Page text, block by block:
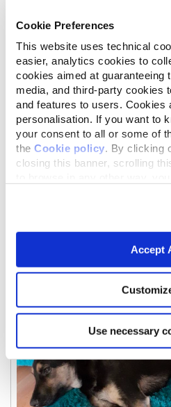
Cookie Preferences
This website uses technical
easier, analytics cookies to
cookies aimed at guaranteeing
media, and third-party cookies
and features to users. Cookies
personalisation. If you want to
your consent to all or some of
the Cookie policy. By clicking
closing this banner, scrolling
Accept
Use necessary